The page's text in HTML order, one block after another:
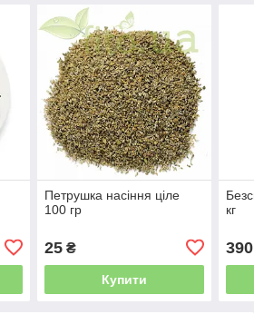
Петрушка насіння ціле
100 гр
25₴
Купити
кг
390